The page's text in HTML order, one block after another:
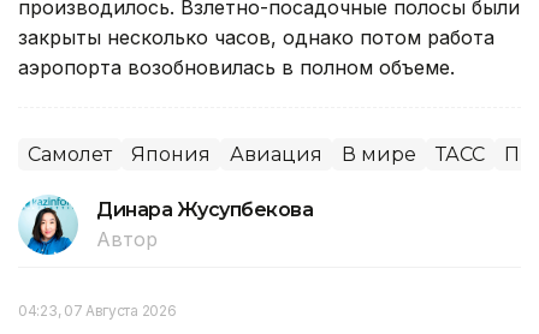
производилось. Взлетно-посадочные полосы были
закрыты несколько часов, однако потом работа
аэропорта возобновилась в полном объеме.
Самолет Япония Авиация В мире ТАСС
Динара Жусупбекова
Автор
04:23, 07 Августа 2026